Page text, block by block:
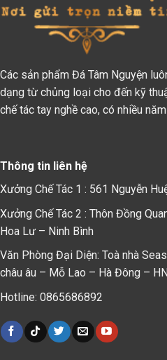
Các sản phẩm Đá Tâm Nguyện
dạng từ chủng loại cho đến kỹ
chế tác tay nghề cao, có nhiều
Thông tin liên hệ
Xưởng Chế Tác 1 : 561 Nguyễn
Xưởng Chế Tác 2 : Thôn Đồng
Hoa Lư – Ninh Bình
Văn Phòng Đại Diện: Toà nhà
châu âu – Mỗ Lao – Hà Đông –
Hotline: 0865686892